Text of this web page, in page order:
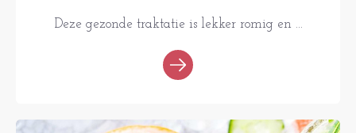
Deze gezonde traktatie is lekker romig en ...